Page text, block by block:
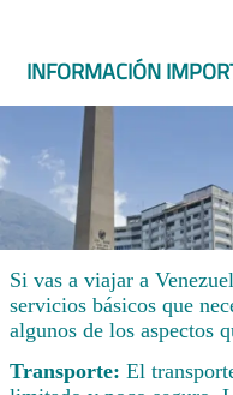
INFORMACIÓN
Si vas a viajar a
servicios básicos que
algunos de los aspectos
Transporte: El